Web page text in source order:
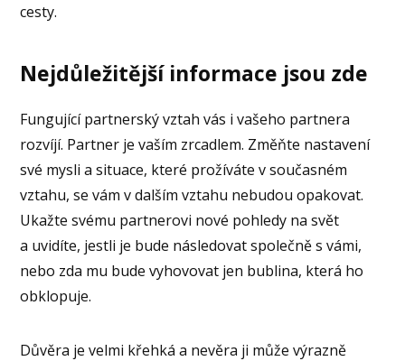
cesty.
Nejdůležitější informace jsou zde
Fungující partnerský vztah vás i vašeho partnera
rozvíjí. Partner je vaším zrcadlem. Změňte nastavení
své mysli a situace, které prožíváte v současném
vztahu, se vám v dalším vztahu nebudou opakovat.
Ukažte svému partnerovi nové pohledy na svět
a uvidíte, jestli je bude následovat společně s vámi,
nebo zda mu bude vyhovovat jen bublina, která ho
obklopuje.
Důvěra je velmi křehká a nevěra ji může výrazně